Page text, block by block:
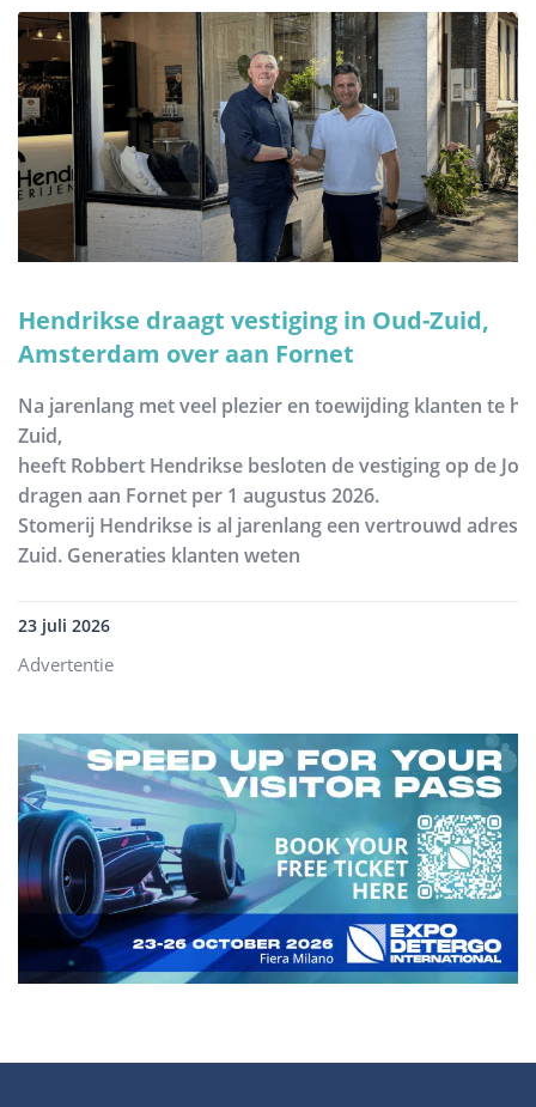
Hendrikse draagt vestiging in Oud-Zuid,
Amsterdam over aan Fornet
Na jarenlang met veel plezier en toewijding klanten te
Zuid,
heeft Robbert Hendrikse besloten de vestiging op de
dragen aan Fornet per 1 augustus 2026.
Stomerij Hendrikse is al jarenlang een vertrouwd adres
Zuid. Generaties klanten weten
23 juli 2026
Advertentie